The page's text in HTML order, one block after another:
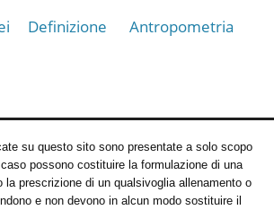
Definizione Antropometria
su questo sito sono presentate a solo scopo
possono costituire la formulazione di una
la prescrizione di un qualsivoglia allenamento o
e non devono in alcun modo sostituire il